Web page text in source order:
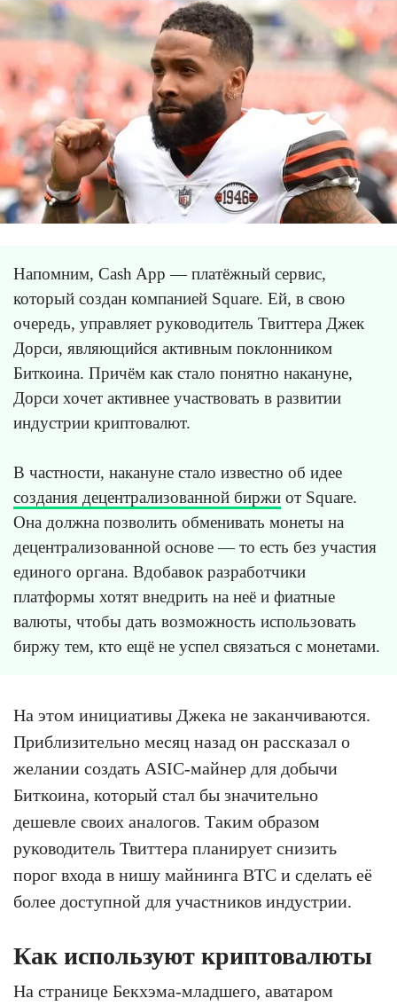
Напомним, Cash App — платёжный сервис,
который создан компанией Square. Ей, в свою
очередь, управляет руководитель Твиттера Джек
Дорси, являющийся активным поклонником
Биткоина. Причём как стало понятно накануне,
Дорси хочет активнее участвовать в развитии
индустрии криптовалют.
В частности, накануне стало известно об идее
создания децентрализованной биржи от Square.
Она должна позволить обменивать монеты на
децентрализованной основе — то есть без участия
единого органа. Вдобавок разработчики
платформы хотят внедрить на неё и фиатные
валюты, чтобы дать возможность использовать
биржу тем, кто ещё не успел связаться с монетами.
На этом инициативы Джека не заканчиваются.
Приблизительно месяц назад он рассказал о
желании создать ASIC-майнер для добычи
Биткоина, который стал бы значительно
дешевле своих аналогов. Таким образом
руководитель Твиттера планирует снизить
порог входа в нишу майнинга BTC и сделать её
более доступной для участников индустрии.
Как используют криптовалюты
На странице Бекхэма-младшего, аватаром